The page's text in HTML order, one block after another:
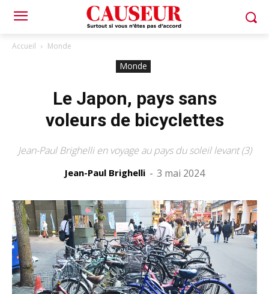
Accueil Monde
Monde
Le Japon, pays sans
voleurs de bicyclettes
Jean-Paul Brighelli en voyage au pays du soleil levant (3)
Jean-Paul Brighelli - 3 mai 2024